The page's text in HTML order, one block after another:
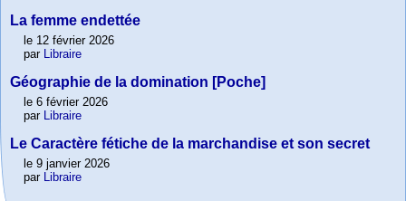
La femme endettée
le 12 février 2026
par
Libraire
Géographie de la domination [Poche]
le 6 février 2026
par
Libraire
Le Caractère fétiche de la marchandise et son secret
le 9 janvier 2026
par
Libraire